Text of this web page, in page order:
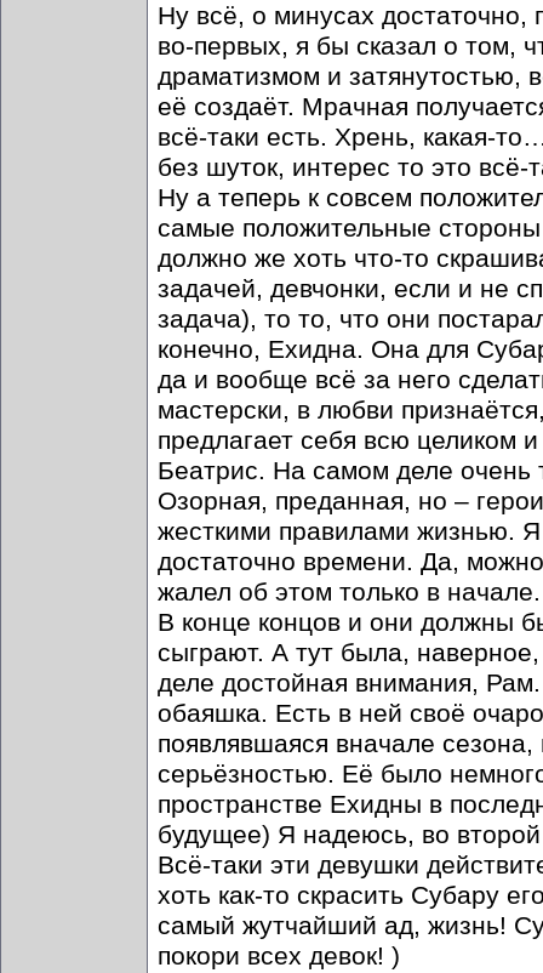
Ну всё, о минусах
во-первых, я бы сказал о том,
драматизмом и затянутостью,
её создаёт. Мрачная
всё-таки есть. Хрень, какая-
без шуток, интерес то это всё-
Ну а теперь к совсем
самые положительные
должно же хоть что-то
задачей, девчонки, если и не
задача), то то, что они
конечно, Ехидна. Она для
да и вообще всё за него
мастерски, в любви
предлагает себя всю целиком
Беатрис. На самом деле очень
Озорная, преданная, но –
жесткими правилами жизнью.
достаточно времени. Да,
жалел об этом только в
В конце концов и они должны
сыграют. А тут была,
деле достойная внимания,
обаяшка. Есть в ней своё
появлявшаяся вначале
серьёзностью. Её было
пространстве Ехидны в
будущее) Я надеюсь, во
Всё-таки эти девушки
хоть как-то скрасить Субару
самый жутчайший ад, жизнь!
покори всех девок! )